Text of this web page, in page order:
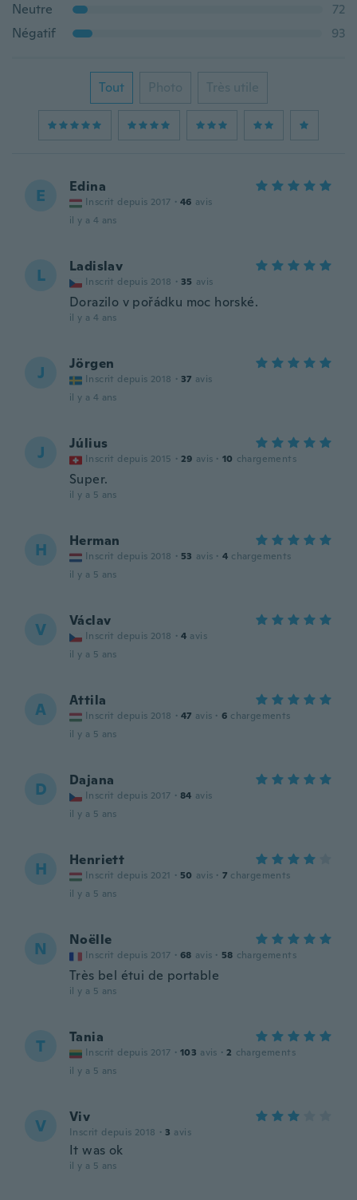
Neutre
72
Négatif
93
Tout Photo Très utile
E Edina
Inscrit depuis 2017 · 46 avis
il y a 4 ans
L Ladislav
Inscrit depuis 2018 · 35 avis
Dorazilo v pořádku moc horské.
il y a 4 ans
J Jörgen
Inscrit depuis 2018 · 37 avis
il y a 4 ans
J Július
Inscrit depuis 2015 · 29 avis · 10 chargements
Super.
il y a 5 ans
H Herman
Inscrit depuis 2018 · 53 avis · 4 chargements
il y a 5 ans
V Václav
Inscrit depuis 2018 · 4 avis
il y a 5 ans
A Attila
Inscrit depuis 2018 · 47 avis · 6 chargements
il y a 5 ans
D Dajana
Inscrit depuis 2017 · 84 avis
il y a 5 ans
H Henriett
Inscrit depuis 2021 · 50 avis · 7 chargements
il y a 5 ans
N Noëlle
Inscrit depuis 2017 · 68 avis · 58 chargements
Très bel étui de portable
il y a 5 ans
T Tania
Inscrit depuis 2017 · 103 avis · 2 chargements
il y a 5 ans
V Viv
Inscrit depuis 2018 · 3 avis
It was ok
il y a 5 ans